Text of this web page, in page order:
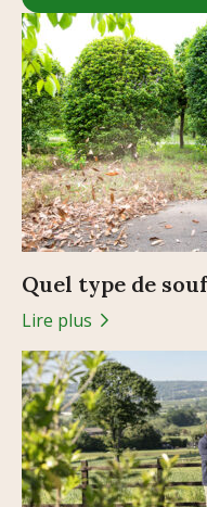
Quel type de
Lire plus